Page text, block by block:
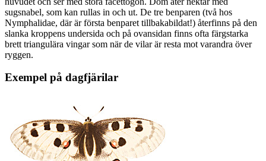
sugsnabel, som kan rullas in och ut. De tre benparen (två hos
Nymphalidae, där är första benparet tillbakabildat!) återfinns på den
slanka kroppens undersida och på ovansidan finns ofta färgstarka
brett triangulära vingar som när de vilar är resta mot varandra över
ryggen.
Exempel på dagfjärilar